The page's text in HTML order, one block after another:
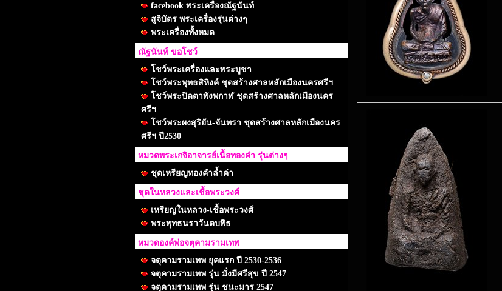
facebook พระเครื่องณัฐนันท์
สูจิบัตร พระเครื่องรุ่นต่างๆ
พระเครื่องทั้งหมด
ณัฐนันท์ ขอโชว์
โชว์พระเครื่องและพระบูชา
โชว์พระพุทธสิหิงค์ ชุดสร้างศาลหลักเมืองนครศรีฯ
โชว์พระปิดตาพังพกาฬ ชุดสร้างศาลหลักเมืองนคร
ศรีฯ
โชว์พระผงสุริยัน-จันทรา ชุดสร้างศาลหลักเมืองนคร
ศรีฯ ปี2530
หมวดพระเกจิอาจารย์เนื้อทองคำ รุ่นต่างๆ
ชุดเหรียญทองคำล้ำค่า
ชุดในหลวงและเชื้อพระวงศ์
เหรียญในหลวง-เชื้อพระวงศ์
พระพุทธนราวันตบพิธ
หมวดองค์พ่อจตุคามรามเทพ
จตุคามรามเทพ ยุคแรก ปี 2530-2536
จตุคามรามเทพ รุ่น มั่งมีศรีสุข ปี 2547
จตุคามรามเทพ รุ่น ชนะมาร 2547